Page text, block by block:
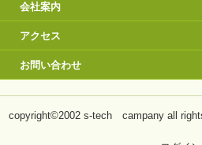
会社案内
アクセス
お問い合わせ
copyright©2002 s-tech campany all